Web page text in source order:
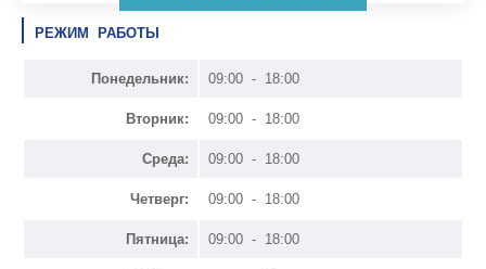
РЕЖИМ РАБОТЫ
Понедельник: 09:00 - 18:00
Вторник: 09:00 - 18:00
Среда: 09:00 - 18:00
Четверг: 09:00 - 18:00
Пятница: 09:00 - 18:00